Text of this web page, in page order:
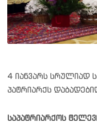
4 იანვარს სრულიად
პატრიარქს
საპატრიარქოს